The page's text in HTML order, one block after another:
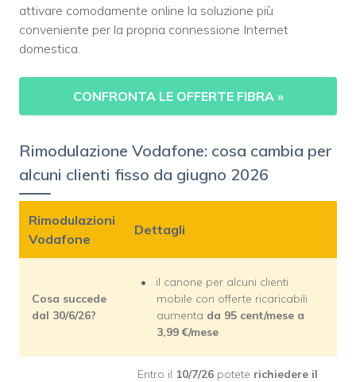
attivare comodamente online la soluzione più
conveniente per la propria connessione Internet
domestica.
CONFRONTA LE OFFERTE FIBRA »
Rimodulazione Vodafone: cosa cambia per
alcuni clienti fisso da giugno 2026
Rimodulazioni
Vodafone
Dettagli
Cosa succede
dal 30/6/26?
il canone per alcuni clienti
mobile con offerte ricaricabili
aumenta da 95 cent/mese a
3,99 €/mese
Entro il 10/7/26 potete richiedere il